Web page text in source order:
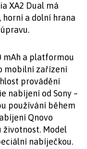
XA2 Dual má
a dolní hrana
mAh a platformou
mobilní zařízení
provádění
nabíjení od Sony –
používání během
Qnovo
životnost. Model
nabíječkou.